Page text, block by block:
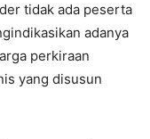
tidak ada peserta
adanya
perkiraan
yang disusun